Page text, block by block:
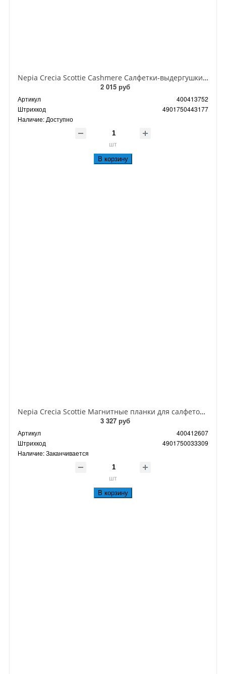
Nepia Crecia Scottie Cashmere Салфетки-выдергушки кашемировые двухслойные 220 шт
2 015 руб
Артикул
400413752
Штрихкод
4901750443177
Наличие: Доступно
шт
В корзину
Nepia Crecia Scottie Магнитные планки для салфеток 3 шт
3 327 руб
Артикул
400412607
Штрихкод
4901750033309
Наличие:Заканчивается
шт
В корзину